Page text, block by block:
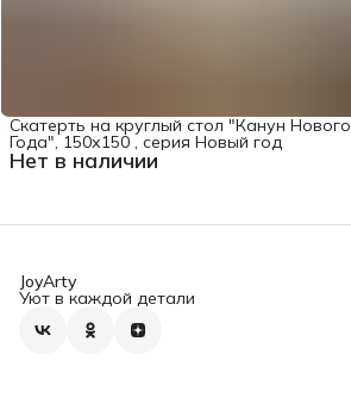
Нет в наличии
Скатерть на круглый стол "Канун Нового
Года", 150х150 , серия Новый год
JoyArty
Уют в каждой детали